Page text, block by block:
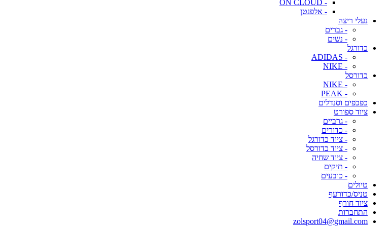
- ON CLOUD
- אלפנטן
נעלי ריצה
- גברים
- נשים
כדורגל
- ADIDAS
- NIKE
כדורסל
- NIKE
- PEAK
כפכפים וסנדלים
ציוד ספורט
- גרביים
- כדורים
- ציוד כדורגל
- ציוד כדורסל
- ציוד שחיה
- תיקים
- כובעים
טיולים
טניס/כדורעף
ציוד חורף
התחברות
zolsport04@gmail.com